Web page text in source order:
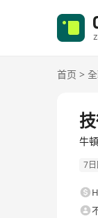
首页 >
牛
7